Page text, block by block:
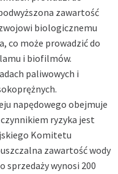
zawartość
biologicznemu
co może prowadzić do
i biofilmów.
paliwowych i
napędowego obejmuje
ryzyka jest
Komitetu
zawartość wody
sprzedaży wynosi 200